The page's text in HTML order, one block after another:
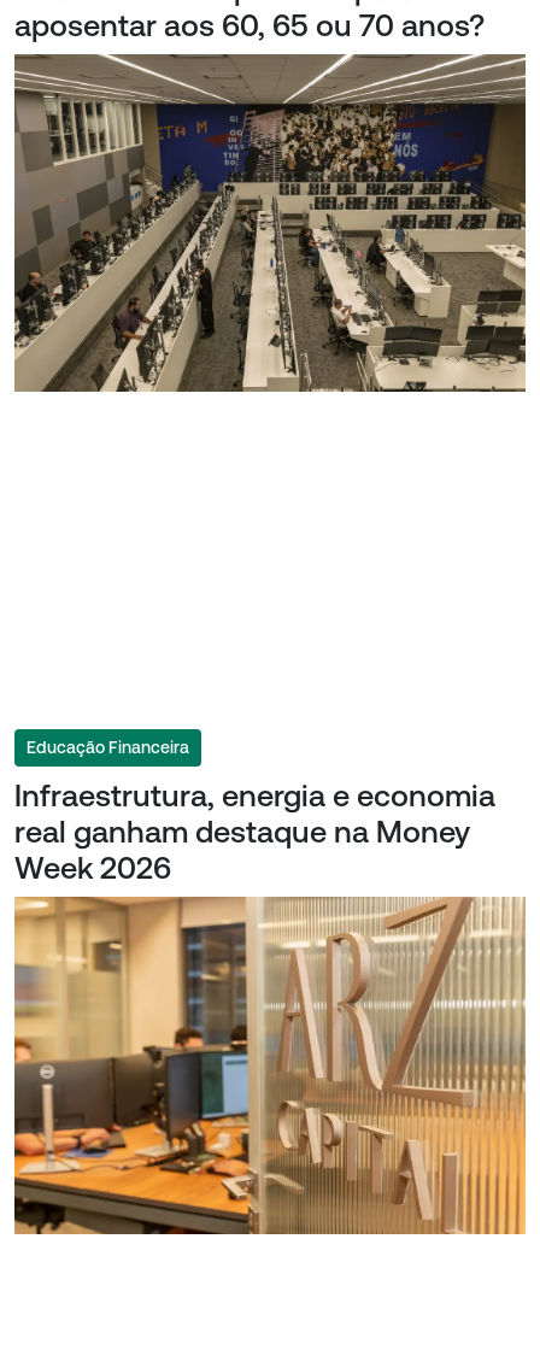
aposentar aos 60, 65 ou 70 anos?
Educação Financeira
Infraestrutura, energia e economia
real ganham destaque na Money
Week 2026